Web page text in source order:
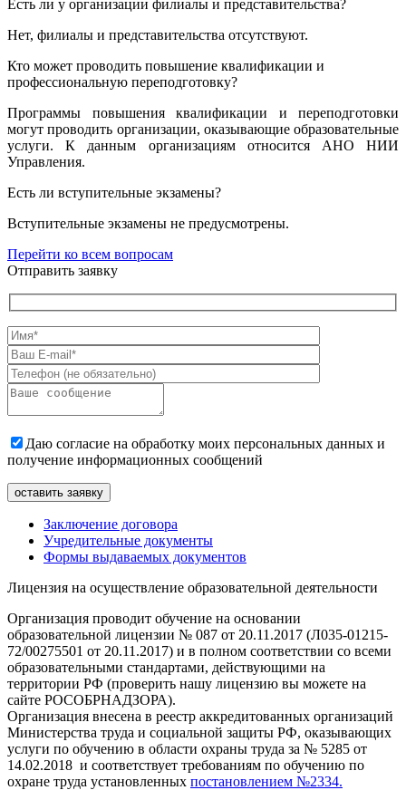
Есть ли у организации филиалы и представительства?
Нет, филиалы и представительства отсутствуют.
Кто может проводить повышение квалификации и
профессиональную переподготовку?
Программы повышения квалификации и переподготовки
могут проводить организации, оказывающие образовательные
услуги. К данным организациям относится АНО НИИ
Управления.
Есть ли вступительные экзамены?
Вступительные экзамены не предусмотрены.
Перейти ко всем вопросам
Отправить заявку
Даю согласие на обработку моих персональных данных и
получение информационных сообщений
Заключение договора
Учредительные документы
Формы выдаваемых документов
Лицензия на осуществление образовательной деятельности
Организация проводит обучение на основании
образовательной лицензии № 087 от 20.11.2017 (Л035-01215-
72/00275501 от 20.11.2017) и в полном соответствии со всеми
образовательными стандартами, действующими на
территории РФ (проверить нашу лицензию вы можете на
сайте РОСОБРНАДЗОРА).
Организация внесена в реестр аккредитованных организаций
Министерства труда и социальной защиты РФ, оказывающих
услуги по обучению в области охраны труда за № 5285 от
14.02.2018 и соответствует требованиям по обучению по
охране труда установленных постановлением №2334.